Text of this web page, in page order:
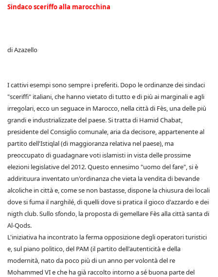
Sindaco sceriffo alla marocchina
di Azazello
I cattivi esempi sono sempre i preferiti. Dopo le ordinanze dei sindaci
"sceriffi" italiani, che hanno vietato di tutto e di più ai marginali e agli
irregolari, ecco un seguace in Marocco, nella città di Fès, una delle più
grandi e industrializzate del paese. Si tratta di Hamid Chabat,
presidente del Consiglio comunale, aria da decisore, appartenente al
partito dell'Istiqlal (di maggioranza relativa nel paese), ma
preoccupato di guadagnare voti islamisti in vista delle prossime
elezioni legislative del 2012. Questo ennesimo "uomo del fare", si è
addirituura inventato un'ordinanza che vieta la vendita di bevande
alcoliche in città e, come se non bastasse, dispone la chiusura dei locali
dove si fuma il narghilé, di quelli dove si pratica il gioco d'azzardo e dei
nigth club. Sullo sfondo, la proposta di gemellare Fès alla città santa di
Al-Qods.
L'iniziativa ha incontrato la ferma opposizione degli operatori turistici
e, sul piano politico, del PAM (il partito dell'autenticità e della
modernità, nato da poco più di un anno per volontà del re
Mohammed VI e che ha già raccolto intorno a sé buona parte del